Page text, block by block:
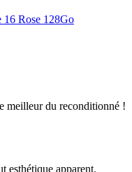
meilleur du reconditionné !
esthétique apparent.